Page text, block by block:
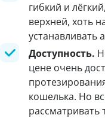
гибкий и
верхней, хоть
устанавливать
Доступность.
цене очень
кошелька. Но
рассматривать